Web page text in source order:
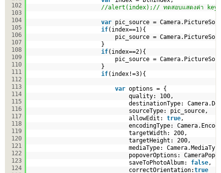
102
103
104
105
106
107
108
109
110
111
112
113
114
115
116
117
118
119
120
121
122
123
124
//alert(index);// ทดสอบแสดงค่า key
var pic_source =
if(index==1){
pic_source =
}
if(index==2){
pic_source =
}
if(index!=3){
var options = {
quality: 100,
destinationType:
sourceType: pic_source,
allowEdit: true ,
encodingType:
targetWidth: 200,
targetHeight: 200,
mediaType:
popoverOptions:
saveToPhotoAlbum: false ,
correctOrientation:true